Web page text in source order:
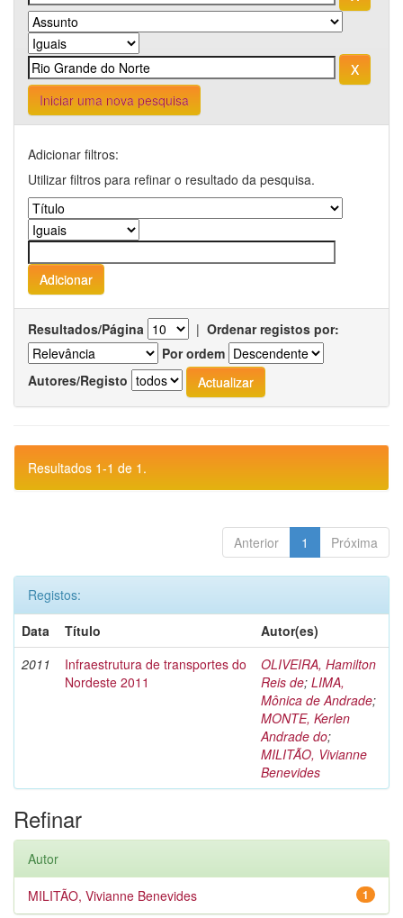
Iniciar uma nova pesquisa
Adicionar filtros:
Utilizar filtros para refinar o resultado da pesquisa.
Resultados/Página | Ordenar registos por:
Por ordem
Autores/Registo
Resultados 1-1 de 1.
Anterior 1 Próxima
Registos:
Data
Título
Autor(es)
2011
Infraestrutura de transportes do
Nordeste 2011
OLIVEIRA, Hamilton
Reis de; LIMA,
Mônica de Andrade;
MONTE, Kerlen
Andrade do;
MILITÃO, Vivianne
Benevides
Refinar
Autor
1
MILITÃO, Vivianne Benevides